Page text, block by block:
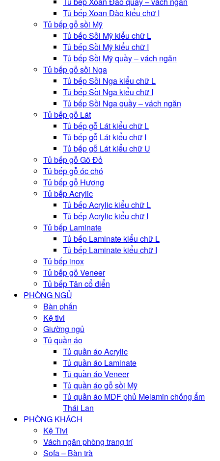
Tủ bếp Xoan Đào kiểu chữ I
Tủ bếp gỗ sồi Mỹ
Tủ bếp Sồi Mỹ kiểu chữ L
Tủ bếp Sồi Mỹ kiểu chữ I
Tủ bếp Sồi Mỹ quầy – vách ngăn
Tủ bếp gỗ sồi Nga
Tủ bếp Sồi Nga kiểu chữ L
Tủ bếp Sồi Nga kiểu chữ I
Tủ bếp Sồi Nga quầy – vách ngăn
Tủ bếp gỗ Lát
Tủ bếp gỗ Lát kiểu chữ L
Tủ bếp gỗ Lát kiểu chữ I
Tủ bếp gỗ Lát kiểu chữ U
Tủ bếp gỗ Gõ Đỏ
Tủ bếp gỗ óc chó
Tủ bếp gỗ Hương
Tủ bếp Acrylic
Tủ bếp Acrylic kiểu chữ L
Tủ bếp Acrylic kiểu chữ I
Tủ bếp Laminate
Tủ bếp Laminate kiểu chữ L
Tủ bếp Laminate kiểu chữ I
Tủ bếp inox
Tủ bếp gỗ Veneer
Tủ bếp Tân cổ điển
PHÒNG NGỦ
Bàn phấn
Kệ tivi
Giường ngủ
Tủ quần áo
Tủ quần áo Acrylic
Tủ quần áo Laminate
Tủ quần áo Veneer
Tủ quần áo gỗ sồi Mỹ
Tủ quần áo MDF phủ Melamin chống ẩm
Thái Lan
PHÒNG KHÁCH
Kệ Tivi
Vách ngăn phòng trang trí
Sofa – Bàn trà